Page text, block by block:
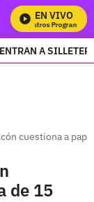
EN VIVO
A
cuestiona a
de 15